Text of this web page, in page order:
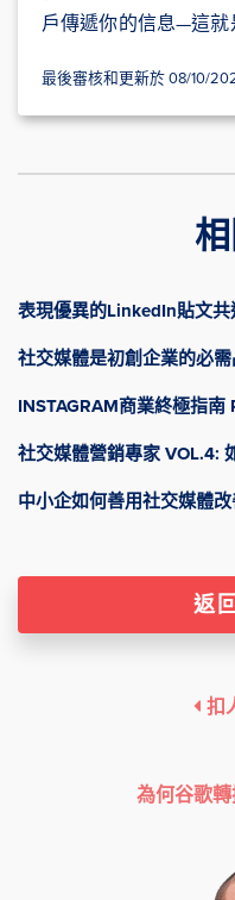
戶傳遞你的信息—這就
最後審核和更新於 08/10/
表現優異的LinkedIn貼文共
社交媒體是初創企業的必
INSTAGRAM商業終極指南
社交媒體營銷專家 VOL.4:
中小企如何善用社交媒體改
返
扣
為何谷歌